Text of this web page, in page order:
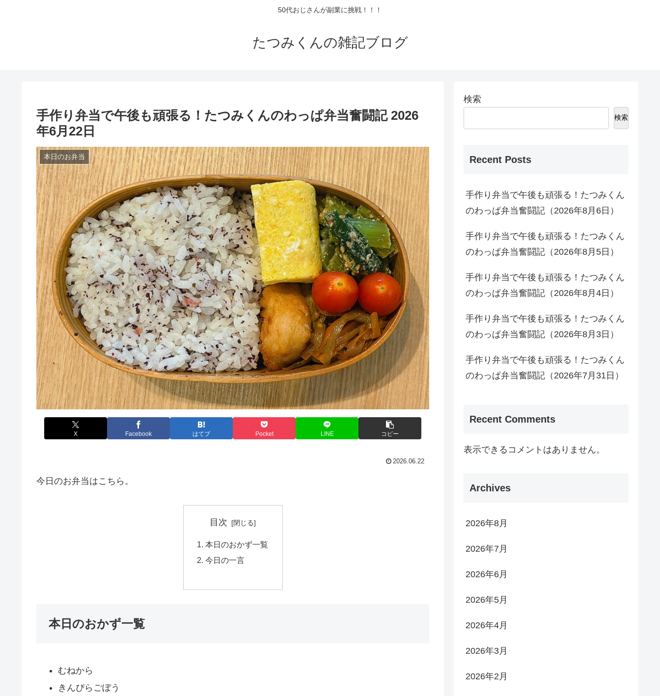
50代おじさんが副業に挑戦！！！
たつみくんの雑記ブログ
手作り弁当で午後も頑張る！たつみくんのわっぱ弁当奮闘記 2026
年6月22日
本日のお弁当
X Facebook はてブ Pocket LINE コピー
2026.06.22
今日のお弁当はこちら。
目次
本日のおかず一覧
今日の一言
本日のおかず一覧
むねから
きんぴらごぼう
検索
検索
Recent Posts
手作り弁当で午後も頑張る！たつみくん
のわっぱ弁当奮闘記（2026年8月6日）
手作り弁当で午後も頑張る！たつみくん
のわっぱ弁当奮闘記（2026年8月5日）
手作り弁当で午後も頑張る！たつみくん
のわっぱ弁当奮闘記（2026年8月4日）
手作り弁当で午後も頑張る！たつみくん
のわっぱ弁当奮闘記（2026年8月3日）
手作り弁当で午後も頑張る！たつみくん
のわっぱ弁当奮闘記（2026年7月31日）
Recent Comments
表示できるコメントはありません。
Archives
2026年8月
2026年7月
2026年6月
2026年5月
2026年4月
2026年3月
2026年2月